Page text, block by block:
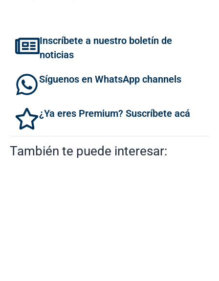
Inscríbete a nuestro boletín de
noticias
Síguenos en WhatsApp channels
¿Ya eres Premium? Suscríbete acá
También te puede interesar: